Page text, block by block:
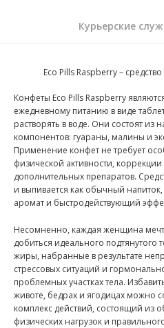
Курьерские
Eco Pills Raspberry –
Конфеты Eco Pills Raspberry
ежедневному питанию в виде
растворять в воде. Они состоят из
компонентов: гуараны, малины и
Применение конфет не требует
физической активности,
дополнительных препаратов.
и выпивается как обычный
аромат и быстродействующий
Несомненно, каждая женщина
добиться идеального
жиры, набранные в результате
стрессовых ситуаций и
проблемных участках тела.
животе, бедрах и ягодицах можно
комплекс действий, состоящий из
физических нагрузок и